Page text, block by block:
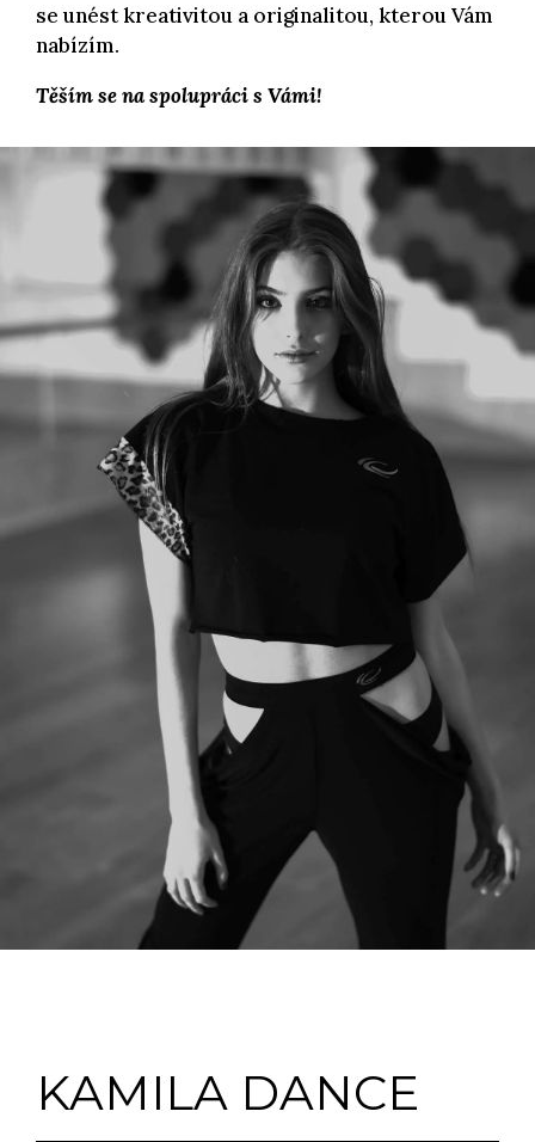
se unést kreativitou a originalitou, kterou Vám
nabízím.
Těším se na spolupráci s Vámi!
KAMILA DANCE